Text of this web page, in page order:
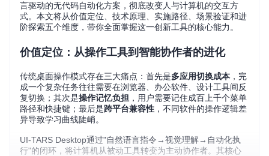
言驱动的无代码自动化方案，彻底改变人与计算机的交互方
式。本文将从价值定位、技术原理、实施路径、场景验证和进
阶探索五个维度，带你全面掌握这一创新工具的核心能力。
价值定位：从操作工具到智能协作者的进化
传统桌面操作模式存在三大痛点：首先是多应用切换成本 ，完
成一个复杂任务往往需要在浏览器、办公软件、设计工具间反
复切换；其次是操作记忆负担 ，用户需要记住成百上千个菜单
路径和快捷键；最后是跨平台兼容性 ，不同软件的操作逻辑差
异导致学习曲线陡峭。
UI-TARS Desktop通过"自然语言指令→视觉理解→自动化执
行"的闭环，将计算机从被动工具转变为主动协作者。其核心